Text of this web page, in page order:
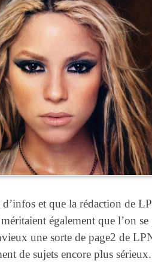
et que la rédaction de
également que l’on se
une sorte de page2 de
de sujets encore plus sérieux.